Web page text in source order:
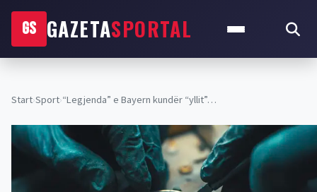
GS GAZETASPORTAL
Start›Sport›“Legjenda” e Bayern kundër “yllit”…